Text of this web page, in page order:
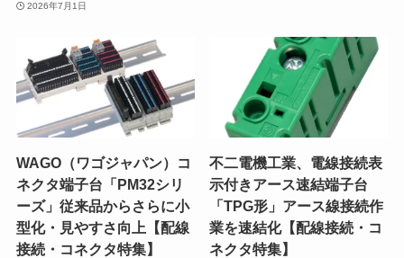
2026年7月1日
WAGO（ワゴジャパン）コ
ネクタ端子台「PM32シリ
ーズ」従来品からさらに小
型化・見やすさ向上【配線
接続・コネクタ特集】
不二電機工業、電線接続表
示付きアース速結端子台
「TPG形」アース線接続作
業を速結化【配線接続・コ
ネクタ特集】